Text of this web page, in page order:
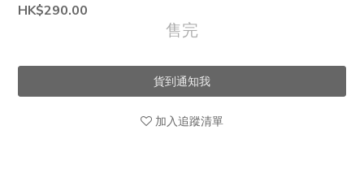
HK$290.00
售完
貨到通知我
加入追蹤清單